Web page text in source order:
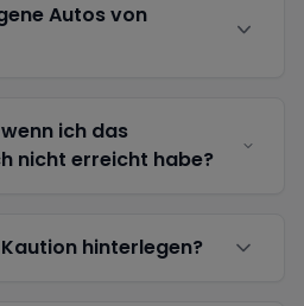
Autos von
ich das
nicht erreicht habe?
hinterlegen?